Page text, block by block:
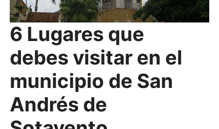
6 Lugares que
debes visitar en el
municipio de San
Andrés de